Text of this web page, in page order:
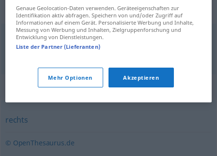
Beispielsätze für "konservativ"
konservativeingestelltsein
avoir des opinions conservatrices
Synonyme für "konservativ"
rechts
© OpenThesaurus.de
Genaue Geolocation-Daten verwenden. Geräteeigenschaften zur
Identifikation aktiv abfragen. Speichern von und/oder Zugriff auf
Informationen auf einem Gerät. Personalisierte Werbung und Inhalte,
Messung von Werbung und Inhalten, Zielgruppenforschung und
Entwicklung von Dienstleistungen.
Liste der Partner (Lieferanten)
Mehr Optionen Akzeptieren